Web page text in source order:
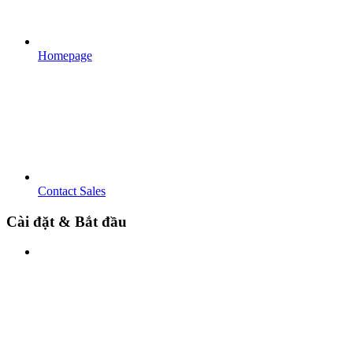
Homepage
Contact Sales
Cài đặt & Bắt đầu